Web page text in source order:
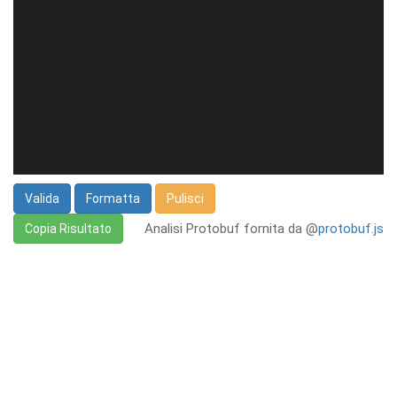
Valida Formatta Pulisci
Copia Risultato Analisi Protobuf fornita da @protobuf.js